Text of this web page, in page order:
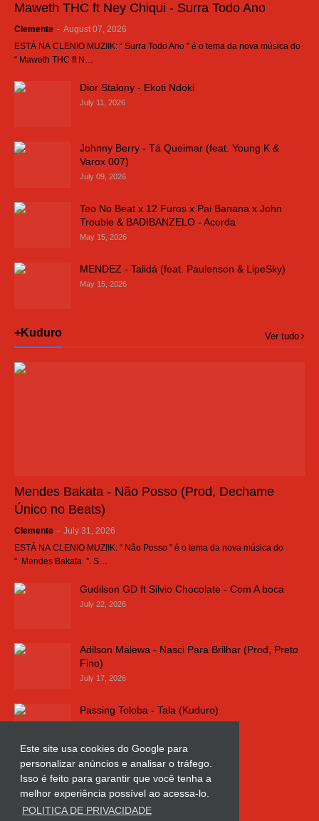
Este site usa cookies do Google para
personalizar anúncios e analisar o tráfego.
Isso é feito para garantir que você tenha a
melhor experiência possível ao acessa-lo.
POLITICA DE PRIVACIDADE
Maweth THC ft Ney Chiqui - Surra Todo Ano
Clemente - August 07, 2026
ESTÁ NA CLENIO MUZIIK: “ Surra Todo Ano ” é o tema da nova música do
“ Maweth THC ft N…
Dior Stalony - Ekoti Ndoki
July 11, 2026
Johnny Berry - Tá Queimar (feat. Young K &
Varox 007)
July 09, 2026
Teo No Beat x 12 Furos x Pai Banana x John
Trouble & BADIBANZELO - Acorda
May 15, 2026
MENDEZ - Talidá (feat. Paulenson & LipeSky)
May 15, 2026
+Kuduro Ver tudo
Mendes Bakata - Não Posso (Prod, Dechame
Único no Beats)
Clemente - July 31, 2026
ESTÁ NA CLENIO MUZIIK: “ Não Posso ” é o tema da nova música do
“ Mendes Bakata ”. S…
Gudilson GD ft Silvio Chocolate - Com A boca
July 22, 2026
Adilson Malewa - Nasci Para Brilhar (Prod, Preto
Fino)
July 17, 2026
Passing Toloba - Tala (Kuduro)
Russo k - Ligação da Comarca
July 11, 2026